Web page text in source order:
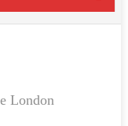
London